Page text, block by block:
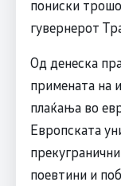
пониски
гувернерот
Од денеска
примената на
плаќања во
Европската
поевтини и